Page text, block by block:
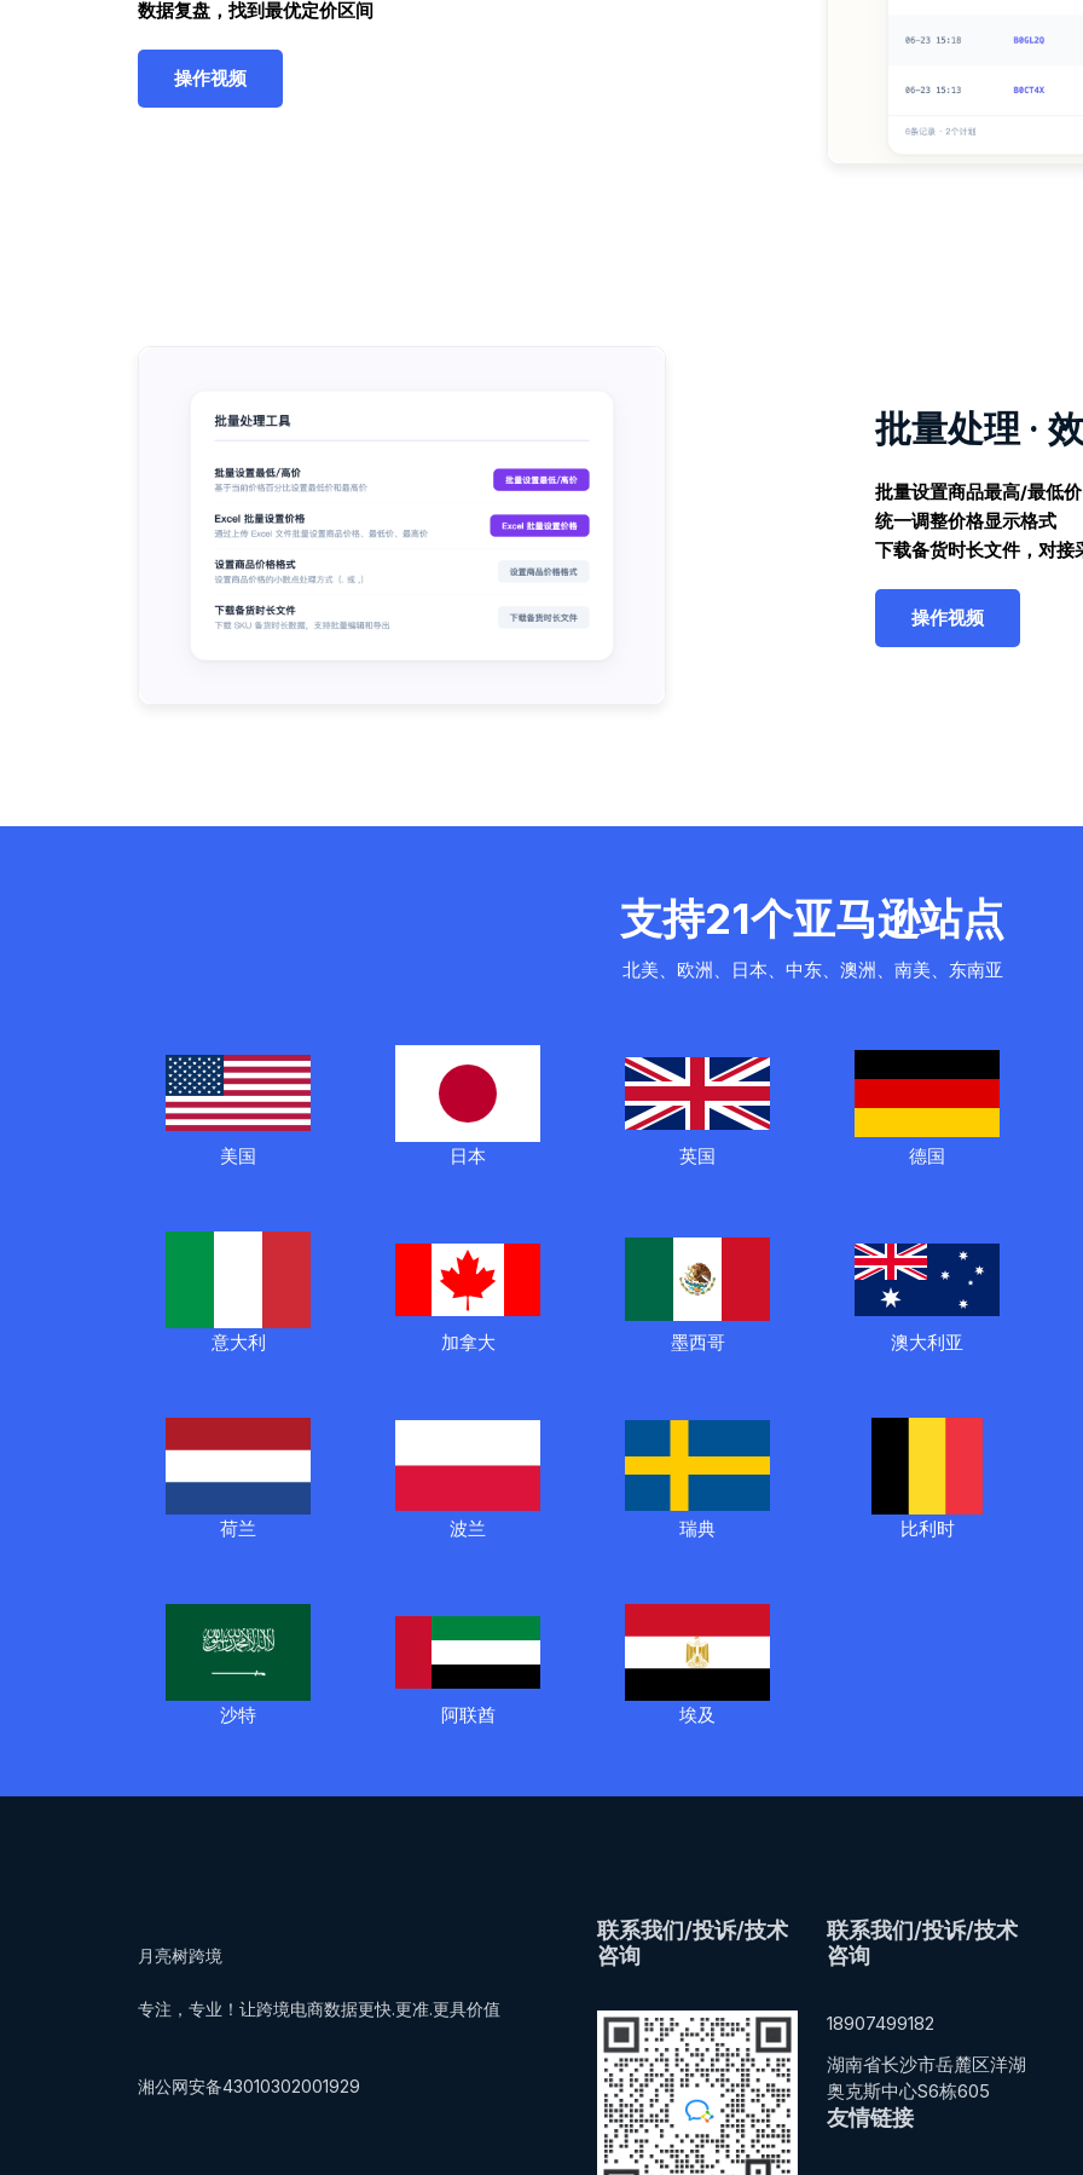
数据复盘，找到最优定价区间
操作视频
批量处理 ·
批量设置商品最高/最低
统一调整价格显示格式
下载备货时长文件，对接
操作视频
支持21个亚马逊站点
北美、欧洲、日本、中东、澳洲、南美、东南亚
美国 日本 英国 德国
意大利 加拿大 墨西哥 澳大利亚
荷兰 波兰 瑞典 比利时
沙特 阿联酋 埃及
月亮树跨境
专注，专业！让跨境电商数据更快.更准.更具价值
湘公网安备43010302001929
联系我们/投诉/技术
咨询
联系我们/投诉/技术
咨询
18907499182
湖南省长沙市岳麓区洋湖
奥克斯中心S6栋605
友情链接